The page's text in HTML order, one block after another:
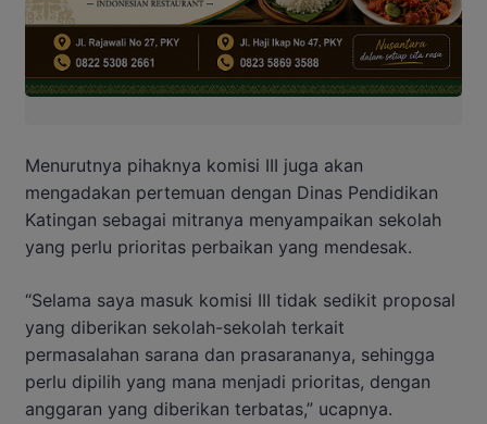
Menurutnya pihaknya komisi III juga akan
mengadakan pertemuan dengan Dinas Pendidikan
Katingan sebagai mitranya menyampaikan sekolah
yang perlu prioritas perbaikan yang mendesak.
“Selama saya masuk komisi III tidak sedikit proposal
yang diberikan sekolah-sekolah terkait
permasalahan sarana dan prasarananya, sehingga
perlu dipilih yang mana menjadi prioritas, dengan
anggaran yang diberikan terbatas,” ucapnya.